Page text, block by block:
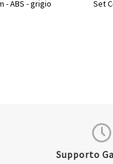
- ABS - grigio
Set
Supporto